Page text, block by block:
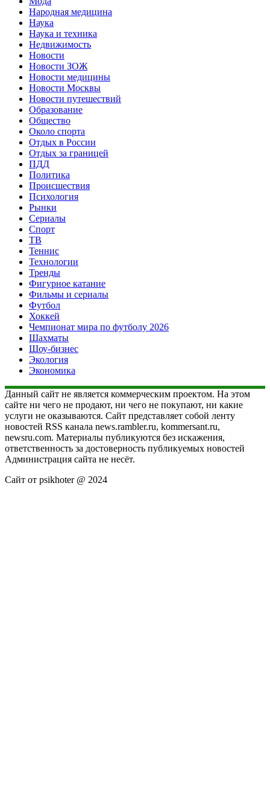
Народная медицина
Наука
Наука и техника
Недвижимость
Новости
Новости ЗОЖ
Новости медицины
Новости Москвы
Новости путешествий
Образование
Общество
Около спорта
Отдых в России
Отдых за границей
ПДД
Политика
Происшествия
Психология
Рынки
Сериалы
Спорт
ТВ
Теннис
Технологии
Тренды
Фигурное катание
Фильмы и сериалы
Футбол
Хоккей
Чемпионат мира по футболу 2026
Шахматы
Шоу-бизнес
Экология
Экономика
Данный сайт не является коммерческим проектом. На этом
сайте ни чего не продают, ни чего не покупают, ни какие
услуги не оказываются. Сайт представляет собой ленту
новостей RSS канала news.rambler.ru, kommersant.ru,
newsru.com. Материалы публикуются без искажения,
ответственность за достоверность публикуемых новостей
Администрация сайта не несёт.
Сайт от psikhoter @ 2024